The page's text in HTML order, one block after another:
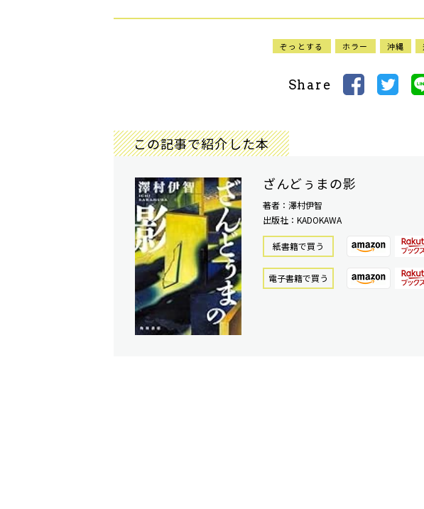
ぞっとする ホラー 沖縄
Share
この記事で紹介した本
ざんどぅまの影
著者：澤村伊智
出版社：KADOKAWA
紙書籍で買う
電⼦書籍で買う